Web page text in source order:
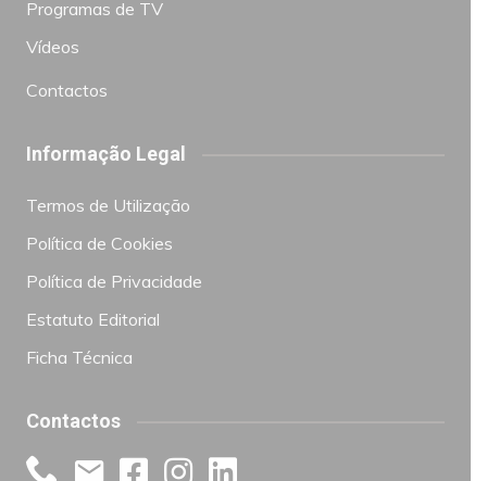
Programas de TV
Vídeos
Contactos
Informação Legal
Termos de Utilização
Política de Cookies
Política de Privacidade
Estatuto Editorial
Ficha Técnica
Contactos